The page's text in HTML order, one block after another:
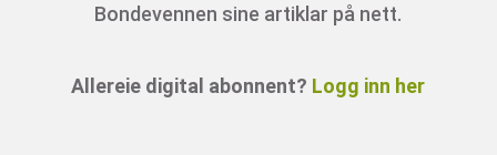
Bondevennen sine artiklar på nett.
Allereie digital abonnent? Logg inn her